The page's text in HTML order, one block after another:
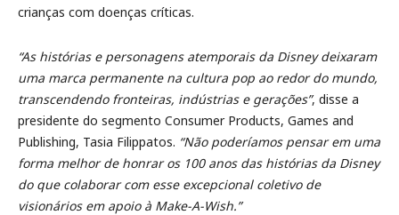
crianças com doenças críticas.
“As histórias e personagens atemporais da Disney deixaram
uma marca permanente na cultura pop ao redor do mundo,
transcendendo fronteiras, indústrias e gerações”, disse a
presidente do segmento Consumer Products, Games and
Publishing, Tasia Filippatos. “Não poderíamos pensar em uma
forma melhor de honrar os 100 anos das histórias da Disney
do que colaborar com esse excepcional coletivo de
visionários em apoio à Make-A-Wish.”